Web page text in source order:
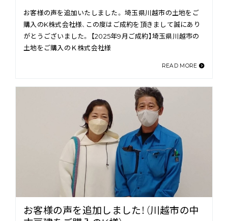
お客様の声を追加いたしました。 埼玉県川越市の土地をご
購入のK株式会社様、この度はご成約を頂きまして誠にあり
がとうございました。 【2025年9月ご成約】埼玉県川越市の
土地をご購入のＫ株式会社様
READ MORE
お客様の声を追加しました！（川越市の中